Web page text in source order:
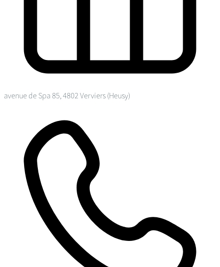
avenue de Spa 85, 4802 Verviers (Heusy)